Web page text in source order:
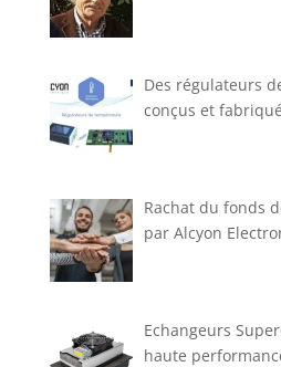
Des régulateurs
conçus et
Rachat du fonds
par Alcyon
Echangeurs
haute